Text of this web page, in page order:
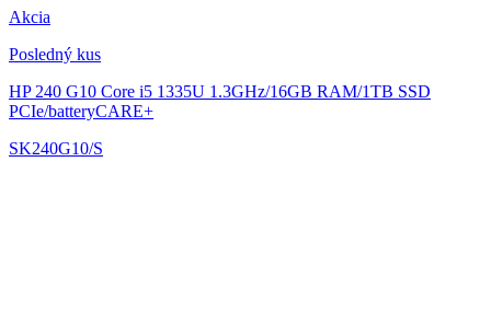
Akcia
Posledný kus
HP 240 G10 Core i5 1335U 1.3GHz/16GB RAM/1TB SSD
PCIe/batteryCARE+
SK240G10/S